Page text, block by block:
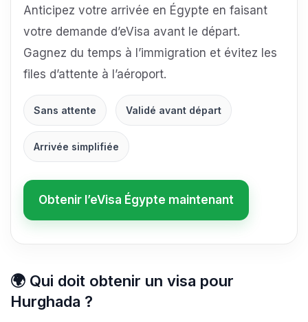
Anticipez votre arrivée en Égypte en faisant
votre demande d’eVisa avant le départ.
Gagnez du temps à l’immigration et évitez les
files d’attente à l’aéroport.
Sans attente Validé avant départ
Arrivée simplifiée
Obtenir l’eVisa Égypte maintenant
🌍 Qui doit obtenir un visa pour
Hurghada ?